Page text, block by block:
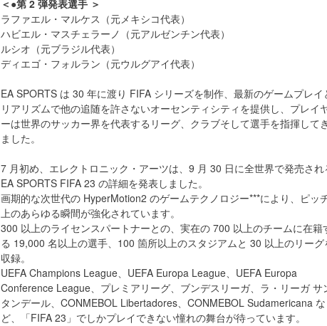
＜●第 2 弾発表選手 ＞
ラファエル・マルケス（元メキシコ代表）
ハビエル・マスチェラーノ（元アルゼンチン代表）
ルシオ（元ブラジル代表）
ディエゴ・フォルラン（元ウルグアイ代表）
EA SPORTS は 30 年に渡り FIFA シリーズを制作、最新のゲームプレイ
リアリズムで他の追随を許さないオーセンティシティを提供し、プレイ
ーは世界のサッカー界を代表するリーグ、クラブそして選手を指揮してき
ました。
7 月初め、エレクトロニック・アーツは、9 月 30 日に全世界で発売され
EA SPORTS FIFA 23 の詳細を発表しました。
画期的な次世代の HyperMotion2 のゲームテクノロジー***により、ピッ
上のあらゆる瞬間が強化されています。
300 以上のライセンスパートナーとの、実在の 700 以上のチームに在籍
る 19,000 名以上の選手、100 箇所以上のスタジアムと 30 以上のリーグ
収録。
UEFA Champions League、UEFA Europa League、UEFA Europa
Conference League、プレミアリーグ、ブンデスリーガ、ラ・リーガ サ
タンデール、CONMEBOL Libertadores、CONMEBOL Sudamericana な
ど、「FIFA 23」でしかプレイできない憧れの舞台が待っています。